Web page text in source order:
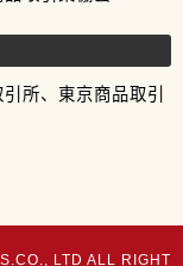
所、東京商品取引
LTD ALL RIGHT